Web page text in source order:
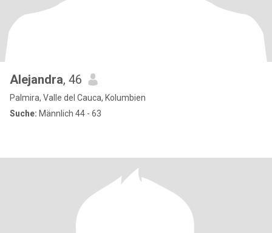
Alejandra, 46
Palmira, Valle del Cauca, Kolumbien
Suche: Männlich 44 - 63